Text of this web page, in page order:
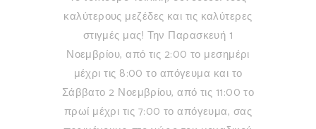
καλύτερους μεζέδες και τις καλύτερες
στιγμές μας! Την Παρασκευή 1
Νοεμβρίου, από τις 2:00 το μεσημέρι
μέχρι τις 8:00 το απόγευμα και το
Σάββατο 2 Νοεμβρίου, από τις 11:00 το
πρωί μέχρι τις 7:00 το απόγευμα, σας